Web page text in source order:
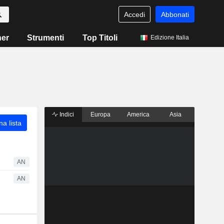
Accedi Abbonati
Strumenti Top Titoli Edizione Italia
lista
AN
AN
Indici Europa America Asia